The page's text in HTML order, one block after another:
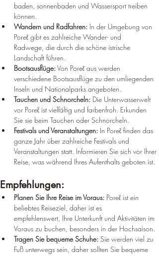
baden, sonnenbaden und Wassersport treiben
können.
Wandern und Radfahren: In der Umgebung von
Poreč gibt es zahlreiche Wander- und
Radwege, die durch die schöne istrische
Landschaft führen.
Bootsausflüge: Von Poreč aus werden
verschiedene Bootsausflüge zu den umliegenden
Inseln und Nationalparks angeboten.
Tauchen und Schnorcheln: Die Unterwasserwelt
vor Poreč ist vielfältig und farbenfroh. Erkunden
Sie sie beim Tauchen oder Schnorcheln.
Festivals und Veranstaltungen: In Poreč finden das
ganze Jahr über zahlreiche Festivals und
Veranstaltungen statt. Informieren Sie sich vor Ihrer
Reise, was während Ihres Aufenthalts geboten ist.
Empfehlungen:
Planen Sie Ihre Reise im Voraus: Poreč ist ein
beliebtes Reiseziel, daher ist es
empfehlenswert, Ihre Unterkunft und Aktivitäten im
Voraus zu buchen, besonders in der Hochsaison.
Tragen Sie bequeme Schuhe: Sie werden viel zu
Fuß unterwegs sein, daher sollten Sie bequeme